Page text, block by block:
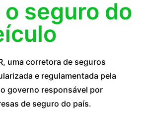
seguro do
uma corretora de seguros
e regulamentada pela
governo responsável por
de seguro do país.